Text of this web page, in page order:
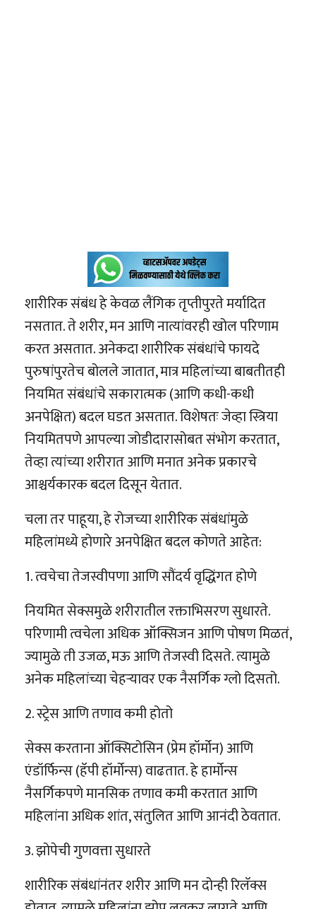
शारीरिक संबंध हे केवळ लैंगिक तृप्तीपुरते मर्यादित
नसतात. ते शरीर, मन आणि नात्यांवरही खोल परिणाम
करत असतात. अनेकदा शारीरिक संबंधांचे फायदे
पुरुषांपुरतेच बोलले जातात, मात्र महिलांच्या बाबतीतही
नियमित संबंधांचे सकारात्मक (आणि कधी-कधी
अनपेक्षित) बदल घडत असतात. विशेषतः जेव्हा स्त्रिया
नियमितपणे आपल्या जोडीदारासोबत संभोग करतात,
तेव्हा त्यांच्या शरीरात आणि मनात अनेक प्रकारचे
आश्चर्यकारक बदल दिसून येतात.
चला तर पाहूया, हे रोजच्या शारीरिक संबंधांमुळे
महिलांमध्ये होणारे अनपेक्षित बदल कोणते आहेत:
1. त्वचेचा तेजस्वीपणा आणि सौंदर्य वृद्धिंगत होणे
नियमित सेक्समुळे शरीरातील रक्ताभिसरण सुधारते.
परिणामी त्वचेला अधिक ऑक्सिजन आणि पोषण मिळतं,
ज्यामुळे ती उजळ, मऊ आणि तेजस्वी दिसते. त्यामुळे
अनेक महिलांच्या चेहऱ्यावर एक नैसर्गिक ग्लो दिसतो.
2. स्ट्रेस आणि तणाव कमी होतो
सेक्स करताना ऑक्सिटोसिन (प्रेम हॉर्मोन) आणि
एंडॉर्फिन्स (हॅपी हॉर्मोन्स) वाढतात. हे हार्मोन्स
नैसर्गिकपणे मानसिक तणाव कमी करतात आणि
महिलांना अधिक शांत, संतुलित आणि आनंदी ठेवतात.
3. झोपेची गुणवत्ता सुधारते
शारीरिक संबंधांनंतर शरीर आणि मन दोन्ही रिलॅक्स